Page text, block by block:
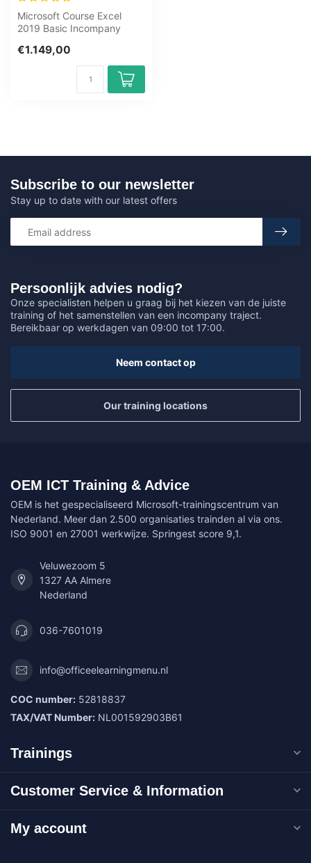
Microsoft Course Excel
2019 Basic Incompany
Instructors Zero-...
€1.149,00
Persoonlijk advies nodig?
Onze specialisten helpen u graag bij het kiezen van de juiste
training of het samenstellen van een incompany traject.
Bereikbaar op werkdagen van 09:00 tot 17:00.
Neem contact op
Our training locations
Subscribe to our newsletter
Stay up to date with our latest offers
OEM ICT Training & Advice
OEM is het gespecialiseerd Microsoft-trainingscentrum van
Nederland. Meer dan 2.500 organisaties trainden al via ons.
ISO 9001 en 27001 werkwijze. Springest score 9,1.
Veluwezoom 5
1327 AA Almere
Nederland
036-7601019
info@officeelearningmenu.nl
COC number: 52818837
TAX/VAT Number: NL001592903B61
Trainings
Customer Service & Information
My account